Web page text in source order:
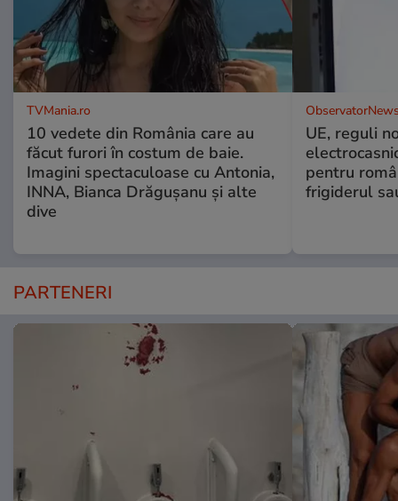
TVMania.ro
10 vedete din România care au
făcut furori în costum de baie.
Imagini spectaculoase cu Antonia,
INNA, Bianca Drăgușanu și alte
dive
UE, reguli
pentru
frigiderul
PARTENERI